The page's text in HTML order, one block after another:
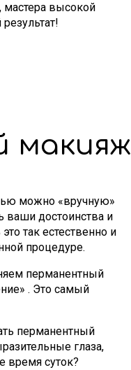
мастера высокой
макияж
можно «вручную»
ваши достоинства и
так естественно и
процедуре.
перманентный
. Это самый
перманентный
глаза,
время суток?